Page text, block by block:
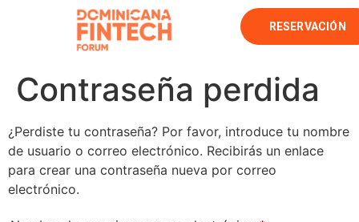
RESERVACIÓN
Contraseña perdida
¿Perdiste tu contraseña? Por favor, introduce tu nombre
de usuario o correo electrónico. Recibirás un enlace
para crear una contraseña nueva por correo
electrónico.